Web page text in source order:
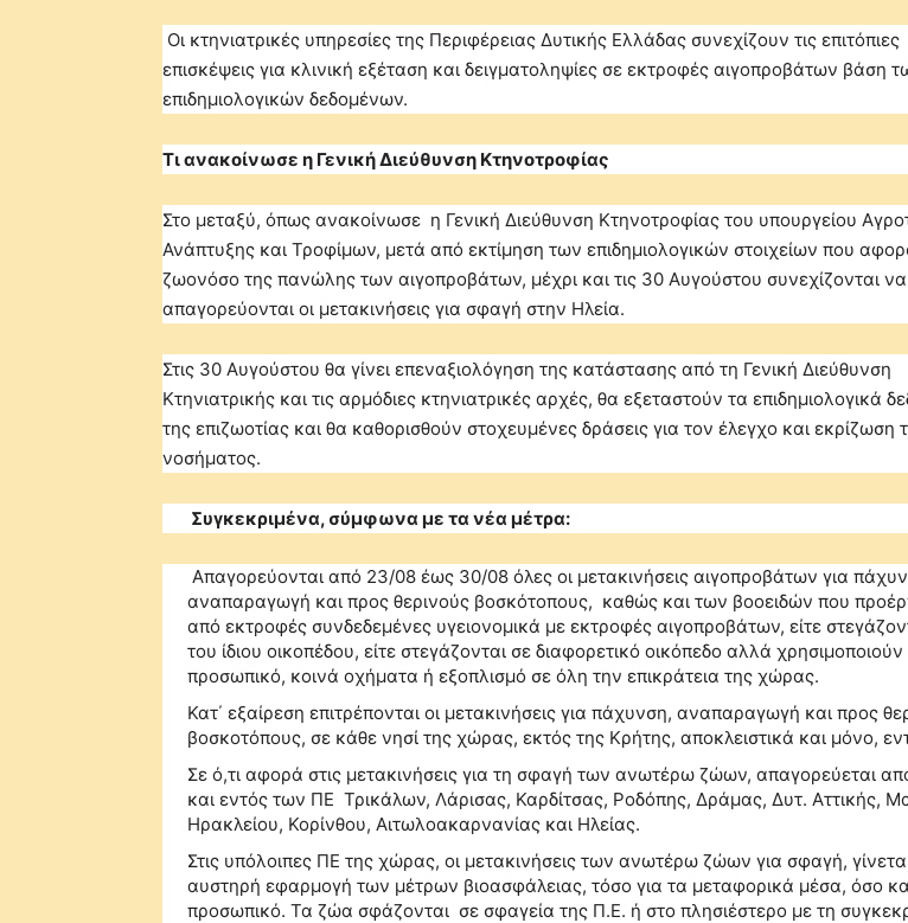
Οι κτηνιατρικές υπηρεσίες της Περιφέρειας Δυτικής Ελλάδας συνεχίζουν τις επιτόπιες
επισκέψεις για κλινική εξέταση και δειγματοληψίες σε εκτροφές αιγοπροβάτων βάση
επιδημιολογικών δεδομένων.
Τι ανακοίνωσε η Γενική Διεύθυνση Κτηνοτροφίας
Στο μεταξύ, όπως ανακοίνωσε η Γενική Διεύθυνση Κτηνοτροφίας του υπουργείου
Ανάπτυξης και Τροφίμων, μετά από εκτίμηση των επιδημιολογικών στοιχείων που
ζωονόσο της πανώλης των αιγοπροβάτων, μέχρι και τις 30 Αυγούστου συνεχίζονται να
απαγορεύονται οι μετακινήσεις για σφαγή στην Ηλεία.
Στις 30 Αυγούστου θα γίνει επεναξιολόγηση της κατάστασης από τη Γενική Διεύθυνση
Κτηνιατρικής και τις αρμόδιες κτηνιατρικές αρχές, θα εξεταστούν τα επιδημιολογικά
της επιζωοτίας και θα καθορισθούν στοχευμένες δράσεις για τον έλεγχο και εκρίζωση
νοσήματος.
Συγκεκριμένα, σύμφωνα με τα νέα μέτρα:
Απαγορεύονται από 23/08 έως 30/08 όλες οι μετακινήσεις αιγοπροβάτων για
αναπαραγωγή και προς θερινούς βοσκότοπους, καθώς και των βοοειδών που
από εκτροφές συνδεδεμένες υγειονομικά με εκτροφές αιγοπροβάτων, είτε
του ίδιου οικοπέδου, είτε στεγάζονται σε διαφορετικό οικόπεδο αλλά χρησιμοποιούν
προσωπικό, κοινά οχήματα ή εξοπλισμό σε όλη την επικράτεια της χώρας.
Κατ΄ εξαίρεση επιτρέπονται οι μετακινήσεις για πάχυνση, αναπαραγωγή και προς
βοσκοτόπους, σε κάθε νησί της χώρας, εκτός της Κρήτης, αποκλειστικά και μόνο,
Σε ό,τι αφορά στις μετακινήσεις για τη σφαγή των ανωτέρω ζώων, απαγορεύεται
και εντός των ΠΕ Τρικάλων, Λάρισας, Καρδίτσας, Ροδόπης, Δράμας, Δυτ. Αττικής,
Ηρακλείου, Κορίνθου, Αιτωλοακαρνανίας και Ηλείας.
Στις υπόλοιπες ΠΕ της χώρας, οι μετακινήσεις των ανωτέρω ζώων για σφαγή,
αυστηρή εφαρμογή των μέτρων βιοασφάλειας, τόσο για τα μεταφορικά μέσα, όσο
προσωπικό. Τα ζώα σφάζονται σε σφαγεία της Π.Ε. ή στο πλησιέστερο με τη